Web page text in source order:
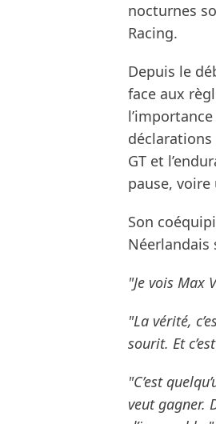
nocturnes
Racing.
Depuis le
face aux
GT et
pause,
Son
Néerlandais
"Je vois Max
"La vérité,
sourit. Et
"C’est
veut gagner.